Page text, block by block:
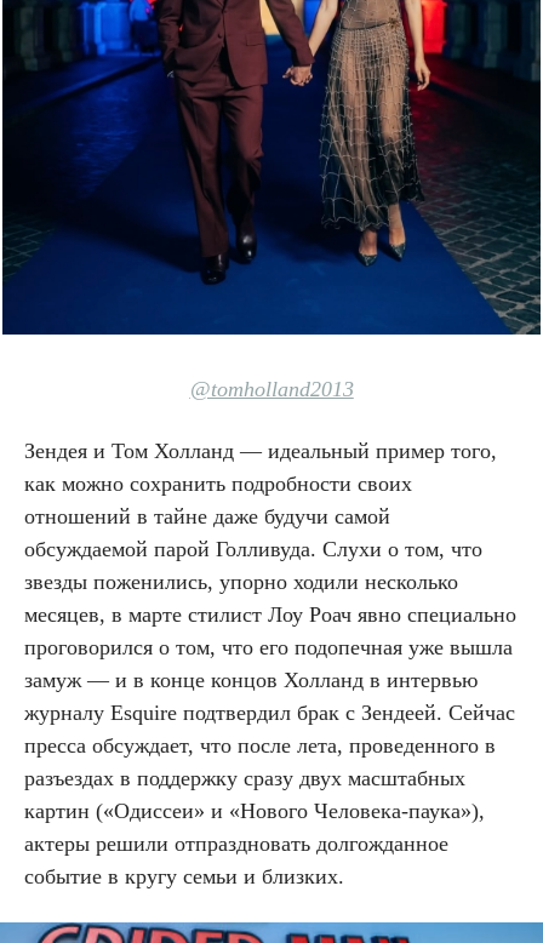
@tomholland2013
Зендея и Том Холланд — идеальный пример того,
как можно сохранить подробности своих
отношений в тайне даже будучи самой
обсуждаемой парой Голливуда. Слухи о том, что
звезды поженились, упорно ходили несколько
месяцев, в марте стилист Лоу Роач явно специально
проговорился о том, что его подопечная уже вышла
замуж — и в конце концов Холланд в интервью
журналу Esquire подтвердил брак с Зендеей. Сейчас
пресса обсуждает, что после лета, проведенного в
разъездах в поддержку сразу двух масштабных
картин («Одиссеи» и «Нового Человека-паука»),
актеры решили отпраздновать долгожданное
событие в кругу семьи и близких.